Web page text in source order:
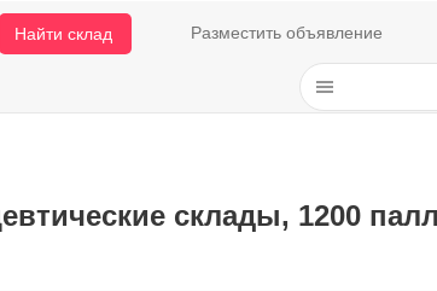
Найти склад Разместить объявление
склады, 1200